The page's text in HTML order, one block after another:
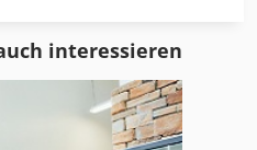
interessieren